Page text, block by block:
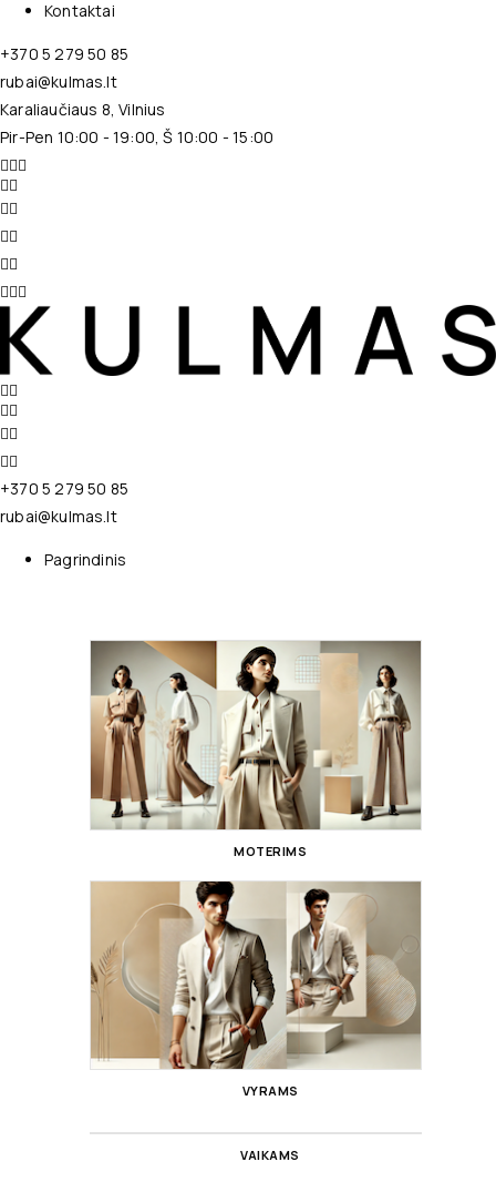
Kontaktai
+370 5 279 50 85
rubai@kulmas.lt
Karaliaučiaus 8, Vilnius
Pir-Pen 10:00 - 19:00, Š 10:00 - 15:00
+370 5 279 50 85
rubai@kulmas.lt
Pagrindinis
MOTERIMS
VYRAMS
VAIKAMS